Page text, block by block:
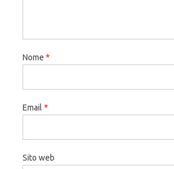
Nome *
Email *
Sito web